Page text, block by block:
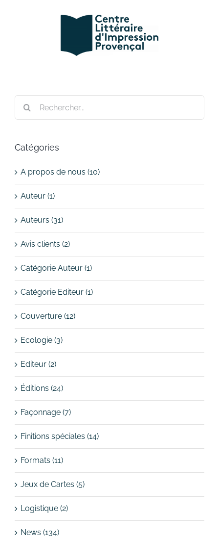
Catégories
A propos de nous (10)
Auteur (1)
Auteurs (31)
Avis clients (2)
Catégorie Auteur (1)
Catégorie Editeur (1)
Couverture (12)
Ecologie (3)
Editeur (2)
Éditions (24)
Façonnage (7)
Finitions spéciales (14)
Formats (11)
Jeux de Cartes (5)
Logistique (2)
News (134)